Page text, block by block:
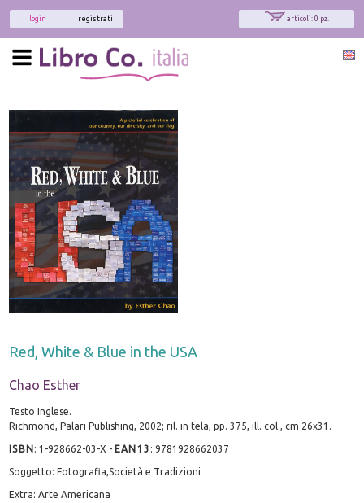
articoli: 0 pz.
registrati
login
Red, White & Blue in the USA
Chao Esther
Testo Inglese.
Richmond, Palari Publishing, 2002; ril. in tela, pp. 375, ill. col., cm 26x31.
ISBN:1-928662-03-X - EAN13 :9781928662037
Soggetto: Fotografia,Società e Tradizioni
Extra: Arte Americana